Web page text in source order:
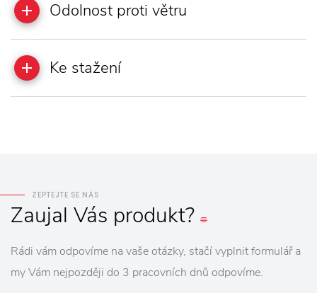
Odolnost proti větru
Ke stažení
ZEPTEJTE SE NÁS
Zaujal Vás produkt?
Rádi vám odpovíme na vaše otázky, stačí vyplnit formulář a
my Vám nejpozději do 3 pracovních dnů odpovíme.